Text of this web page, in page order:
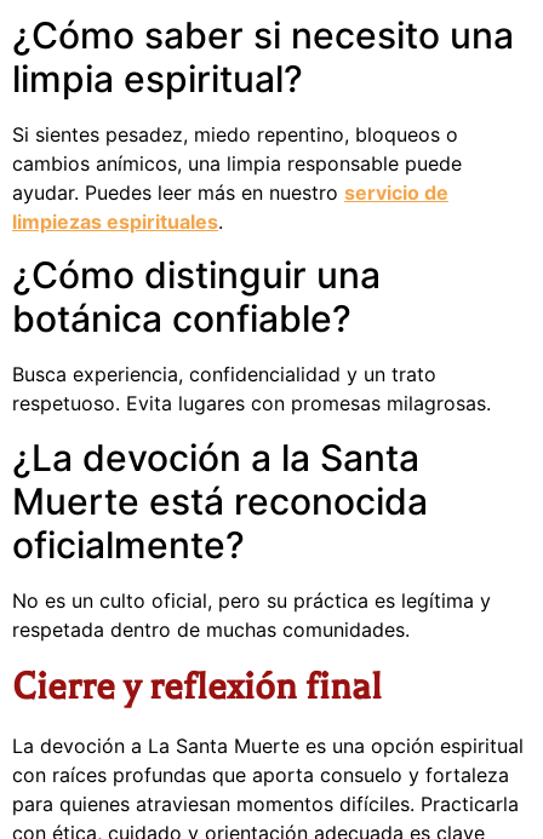
¿Cómo saber si necesito una
limpia espiritual?
Si sientes pesadez, miedo repentino, bloqueos o
cambios anímicos, una limpia responsable puede
ayudar. Puedes leer más en nuestro servicio de
limpiezas espirituales.
¿Cómo distinguir una
botánica confiable?
Busca experiencia, confidencialidad y un trato
respetuoso. Evita lugares con promesas milagrosas.
¿La devoción a la Santa
Muerte está reconocida
oficialmente?
No es un culto oficial, pero su práctica es legítima y
respetada dentro de muchas comunidades.
Cierre y reflexión final
La devoción a La Santa Muerte es una opción espiritual
con raíces profundas que aporta consuelo y fortaleza
para quienes atraviesan momentos difíciles. Practicarla
con ética, cuidado y orientación adecuada es clave